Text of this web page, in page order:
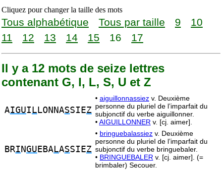
Cliquez pour changer la taille des mots
Tous alphabétique Tous par taille 9
10
11
12 13 14 15 16 17
Il y a 12 mots de seize lettres
contenant G, I, L, S, U et Z
AIGUI L LONNASSIEZ
• aiguillonnassiez v. Deuxième
personne du pluriel de l’imparfait du
subjonctif du verbe aiguillonner.
•AIGUILLONNER v. [cj. aimer].
BRI NGU EBALASSIEZ
• bringuebalassiez v. Deuxième
personne du pluriel de l’imparfait du
subjonctif du verbe bringuebaler.
• BRINGUEBALER v. [cj. aimer]. (=
brimbaler) Secouer.